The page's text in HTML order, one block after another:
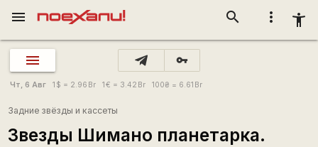
more_vert accessibility_new
search
menu
vpn_key
Чт, 6 Авг 1 $ = 2.96 Br 1€ = 3.42 Br 100₴ = 6.61 Br
Задние звёзды и кассеты
Звезды Шимано планетарка.